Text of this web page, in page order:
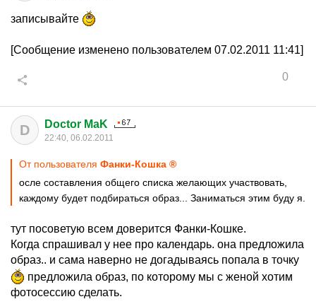
записывайте
[Сообщение изменено пользователем 07.02.2011 11:41]
0
D Doctor MaK
22:40, 06.02.2011
От пользователя Фанки-Кошка ®
осле составления общего списка желающих участвовать,
каждому будет подбираться образ... Заниматься этим буду я.
тут посоветую всем доверится Фанки-Кошке.
Когда спрашивал у нее про календарь. она предложила
образ.. и сама наверно не догадываясь попала в точку
предложила образ, по которому мы с женой хотим
фотосессию сделать.